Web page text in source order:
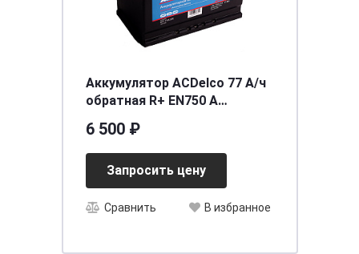
Аккумулятор ACDelco 77 А/ч
обратная R+ EN750 A
6 500 ₽
Запросить цену
Сравнить В избранное